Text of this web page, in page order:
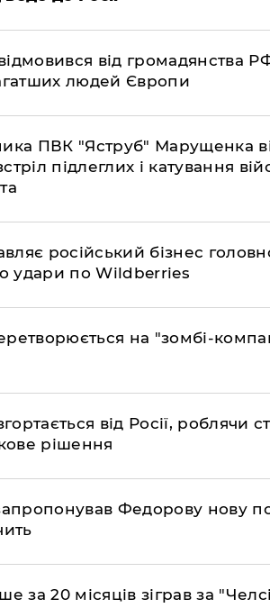
від громадянства
людей Європи
ПВК "Яструб" Марущенка
підлеглих і катування
російський бізнес
удари по Wildberries
на "зомбі-
від Росії, роблячи
рішення
Федорову нову
за 20 місяців зіграв за